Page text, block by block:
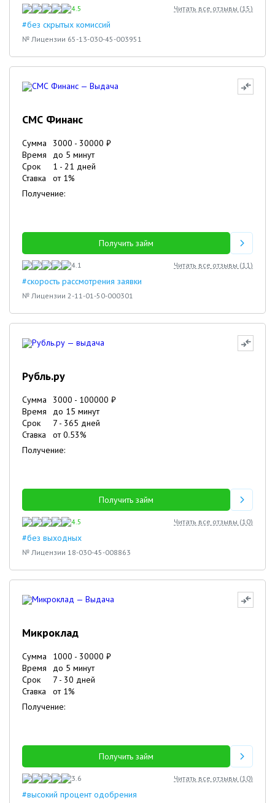
4.5 Читать все отзывы (15)
#без скрытых комиссий
№ Лицензии 65-13-030-45-003951
СМС Финанс
Сумма 3000 - 30000 ₽
Время
до 5 минут
Срок
1 - 21 дней
Ставка
от 1%
Получение:
Получить займ
4.1 Читать все отзывы (11)
#скорость рассмотрения заявки
№ Лицензии 2-11-01-50-000301
Рубль.ру
Сумма 3000 - 100000 ₽
Время
до 15 минут
Срок
7 - 365 дней
Ставка
от0.53%
Получение:
Получить займ
4.5 Читать все отзывы (10)
#без выходных
№ Лицензии 18-030-45-008863
Микроклад
Сумма 1000 - 30000 ₽
Время
до 5 минут
Срок
7 - 30 дней
Ставка
от 1%
Получение:
Получить займ
3.6 Читать все отзывы (10)
#высокий процент одобрения